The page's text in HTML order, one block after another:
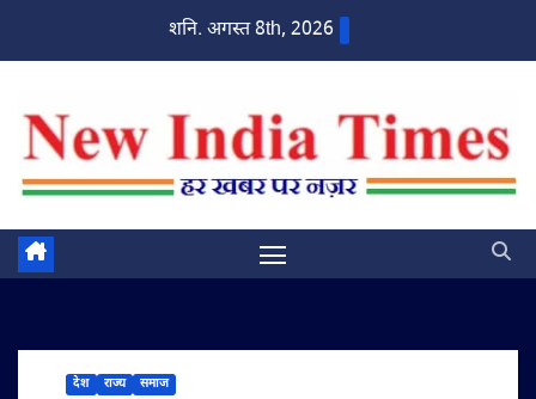
शनि. अगस्त 8th, 2026
देश राज्य समाज